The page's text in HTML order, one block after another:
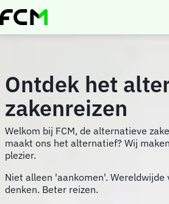
Overslaan
en
Ontdek het
zakenreizen
Welkom bij FCM, de alternatieve
maakt ons het alternatief? Wij
plezier.
Niet alleen 'aankomen'. Wereldwijde
denken. Beter reizen.